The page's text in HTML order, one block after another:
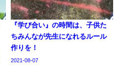
『学び合い』の時間は、子供た
ちみんなが先生になれるルール
作りを！
2021-08-07